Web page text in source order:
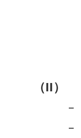
（II）
–
–